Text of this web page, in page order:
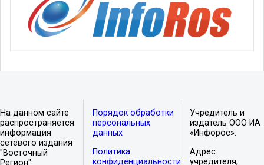
На данном сайте
распространяется
информация
сетевого издания
"Восточный
Порядок обработки
персональных
данных
Политика
конфиденциальности
Учредитель и
издатель ООО ИА
«Инфорос».
Адрес
учредителя,